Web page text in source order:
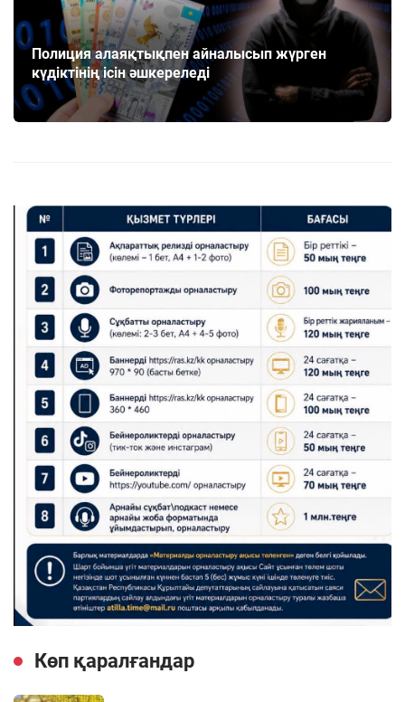
Полиция алаяқтықпен айналысып жүрген
күдіктінің ісін әшкереледі
Көп қаралғандар